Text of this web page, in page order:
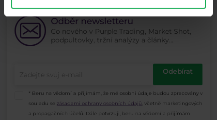
Odběr newsletteru
Co nového v Purple Trading, Market Shot,
podpultovky, tržní analýzy a články...
Odebírat
* Beru na vědomí a přijímám, že mé osobní údaje budou zpracovány v
souladu se zásadami ochrany osobních údajů, včetně marketingových
a propagačních účelů. Dále potvrzuji, beru na vědomí a přijímám